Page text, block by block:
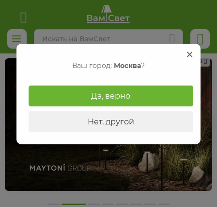
Реклама
Ваш город: Москва?
Да, верно
Нет, другой